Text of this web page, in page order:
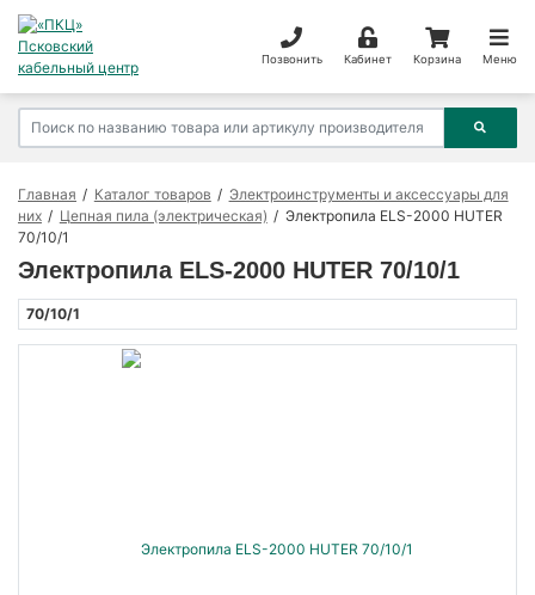
Позвонить Кабинет Корзина Меню
Главная Каталог товаров
Электроинструменты и аксессуары для
них
Цепная пила (электрическая)
Электропила ELS-2000 HUTER
70/10/1
Электропила ELS-2000 HUTER 70/10/1
70/10/1